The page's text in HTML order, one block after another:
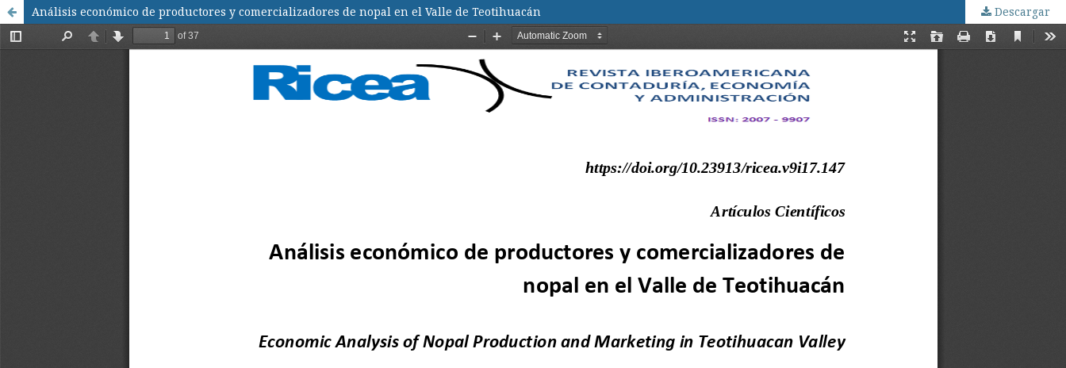
Análisis económico de productores y comercializadores de nopal en el Valle de Teotihuacán Descargar